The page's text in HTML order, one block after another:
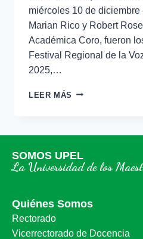
miércoles 10 de
Marian Rico y Robert
Académica Coro, fueron
Festival Regional de la
2025,…
LEER MÁS
SOMOS UPEL
La Universidad de los
Quiénes Somos
Rectorado
Vicerrectorado de Docencia